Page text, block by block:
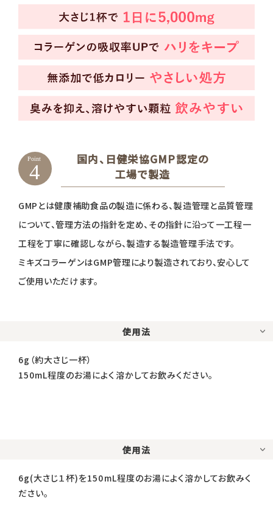
国内、日健栄協GMP認定の
工場で製造
GMPとは健康補助食品の製造に係わる、製造管理と品質管理
について、管理方法の指針を定め、その指針に沿って一工程一
工程を丁寧に確認しながら、製造する製造管理手法です。
ミキズコラーゲンはGMP管理により製造されており、安心して
ご使用いただけます。
使用法
6g（約大さじ一杯）
150mL程度のお湯によく溶かしてお飲みください。
使用法
6g(大さじ１杯)を150mL程度のお湯によく溶かしてお飲みく
ださい。